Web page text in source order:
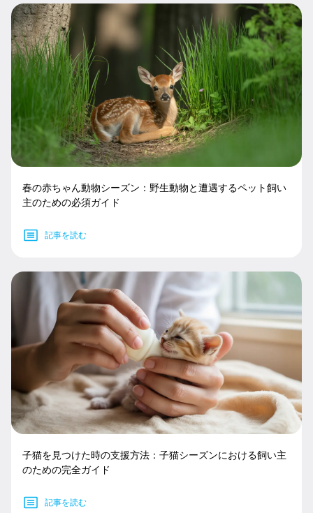
春の赤ちゃん動物シーズン：野生動物と遭遇するペット飼い
主のための必須ガイド
記事を読む
子猫を見つけた時の支援方法：子猫シーズンにおける飼い主
のための完全ガイド
記事を読む